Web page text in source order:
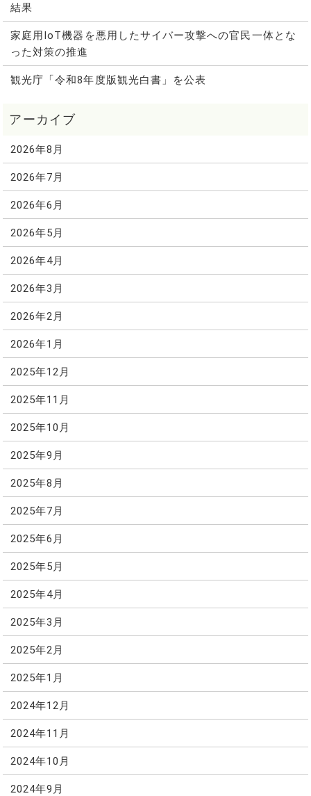
結果
家庭用IoT機器を悪用したサイバー攻撃への官民一体とな
った対策の推進
観光庁「令和8年度版観光白書」を公表
2026年8月
2026年7月
2026年6月
2026年5月
2026年4月
2026年3月
2026年2月
2026年1月
2025年12月
2025年11月
2025年10月
2025年9月
2025年8月
2025年7月
2025年6月
2025年5月
2025年4月
2025年3月
2025年2月
2025年1月
2024年12月
2024年11月
2024年10月
2024年9月